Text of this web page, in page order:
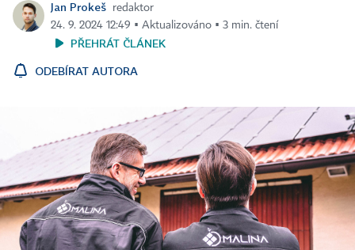
Jan Prokeš
redaktor
24. 9. 2024 12:49 ▪ Aktualizováno ▪ 3 min. čtení
PŘEHRÁT ČLÁNEK
ODEBÍRAT AUTORA